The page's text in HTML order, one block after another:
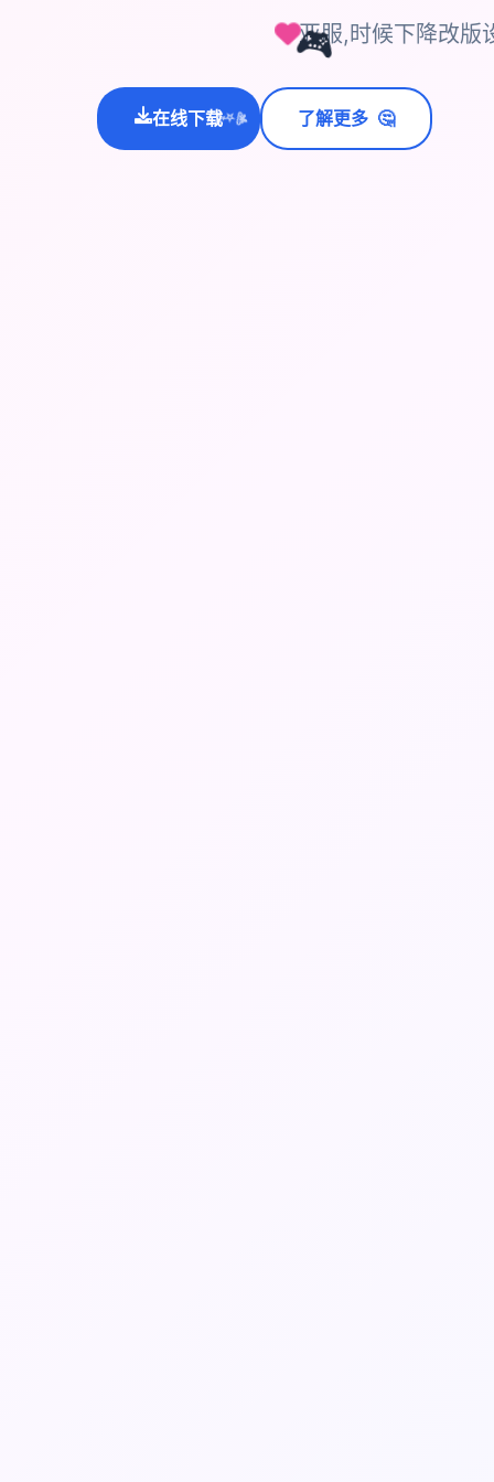
🎮
亚服,时候下降改版
在线下载
✨⭐💫 了解更多 🤔